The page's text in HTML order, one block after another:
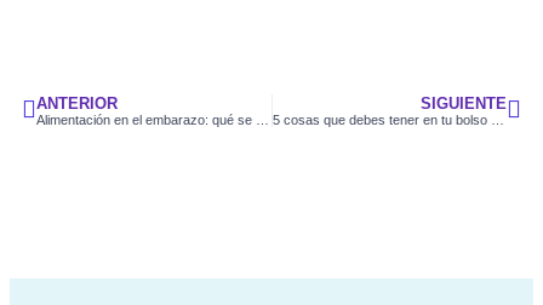
ANTERIOR SIGUIENTE